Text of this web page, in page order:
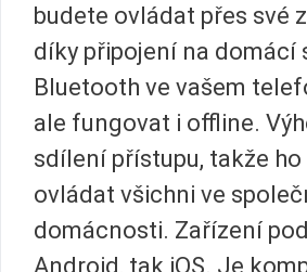
budete ovládat přes své
díky připojení na domácí
Bluetooth ve vašem
ale fungovat i offline.
sdílení přístupu, takže
ovládat všichni ve
domácnosti. Zařízení
Android, tak iOS. Je